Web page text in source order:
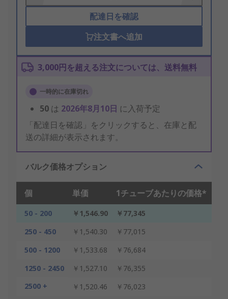
配達日を確認
注文書へ追加
3,000円を超える注文については、送料無料
一時的に在庫切れ
50 は 2026年8月10日 に入荷予定
「配達日を確認」をクリックすると、在庫と配
送の詳細が表示されます。
バルク価格オプション
個 単価 1チューブあたりの価格*
50 - 200 ￥1,546.90
￥77,345
250 - 450
￥1,540.30
￥77,015
500 - 1200
￥1,533.68
￥76,684
1250 - 2450
￥1,527.10
￥76,355
2500 +
￥1,520.46 ￥76,023